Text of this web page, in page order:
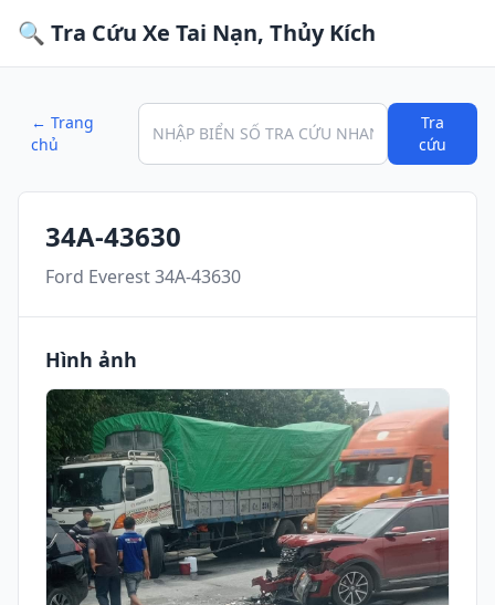
🔍 Tra Cứu Xe Tai Nạn, Thủy Kích
← Trang
chủ
Tra
cứu
34A-43630
Ford Everest 34A-43630
Hình ảnh